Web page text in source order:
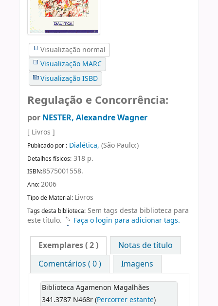
Visualização normal
Visualização MARC
Visualização ISBD
Regulação e Concorrência:
por NESTER, Alexandre Wagner
[ Livros ]
Publicado por : Dialética, (São Paulo:)
Detalhes físicos: 318 p.
ISBN:8575001558.
Ano:2006
Tipo de Material: Livros
Tags desta biblioteca: Sem tags desta biblioteca para
este título.
Faça o login para adicionar tags.
Exemplares( 2 )
Notas de título
Comentários ( 0 )
Imagens
Biblioteca Agamenon Magalhães
341.3787 N468r (Percorrer estante)